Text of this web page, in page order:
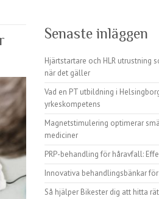
Senaste inläggen
Hjärtstartare och HLR utrustning
när det gäller
Vad en PT utbildning i
yrkeskompetens
Magnetstimulering optimerar
mediciner
PRP-behandling för håravfall:
Innovativa behandlingsbänkar
Så hjälper Bikester dig att hitta